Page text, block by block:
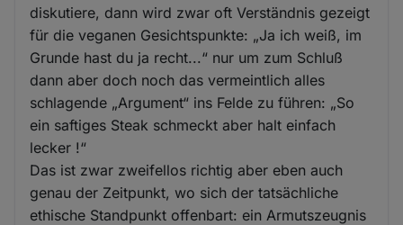
diskutiere, dann wird zwar oft Verständnis gezeigt
für die veganen Gesichtspunkte: „Ja ich weiß, im
Grunde hast du ja recht...“ nur um zum Schluß
dann aber doch noch das vermeintlich alles
schlagende „Argument“ ins Felde zu führen: „So
ein saftiges Steak schmeckt aber halt einfach
lecker !“
Das ist zwar zweifellos richtig aber eben auch
genau der Zeitpunkt, wo sich der tatsächliche
ethische Standpunkt offenbart: ein Armutszeugnis